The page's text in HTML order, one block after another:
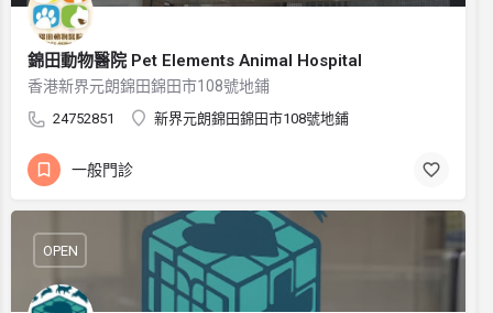
錦田動物醫院 Pet Elements Animal Hospital
香港新界元朗錦田錦田市108號地鋪
24752851 新界元朗錦田錦田市108號地鋪
一般門診
OPEN